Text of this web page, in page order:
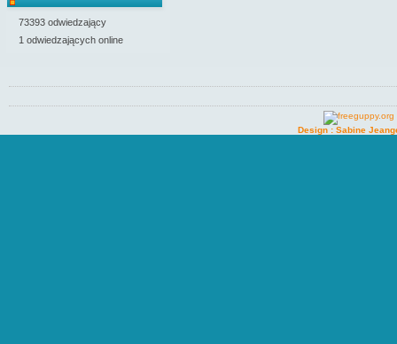
73393 odwiedzający
1 odwiedzających online
Design : Sabine